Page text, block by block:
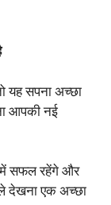
यह सपना अच्छा
आपकी नई
में सफल रहेंगे और
देखना एक अच्छा